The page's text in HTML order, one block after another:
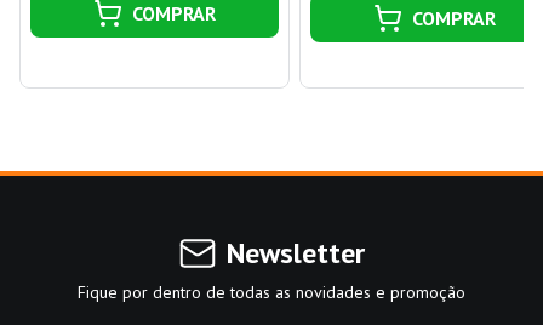
COMPRAR COMPRAR
Newsletter
Fique por dentro de todas as novidades e promoção